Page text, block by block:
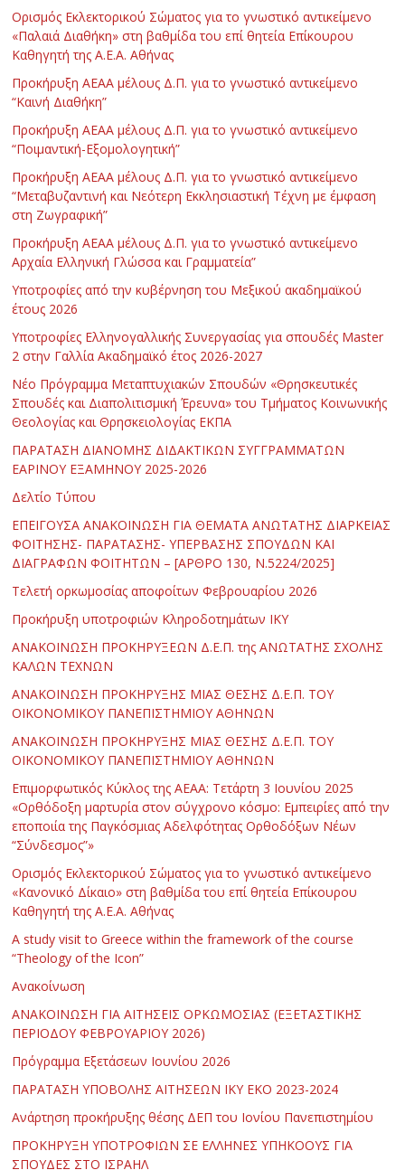
Ορισμός Εκλεκτορικού Σώματος για το γνωστικό αντικείμενο
«Παλαιά Διαθήκη» στη βαθμίδα του επί θητεία Επίκουρου
Καθηγητή της Α.Ε.Α. Αθήνας
Προκήρυξη ΑΕΑΑ μέλους Δ.Π. για το γνωστικό αντικείμενο
“Καινή Διαθήκη”
Προκήρυξη ΑΕΑΑ μέλους Δ.Π. για το γνωστικό αντικείμενο
“Ποιμαντική-Εξομολογητική”
Προκήρυξη ΑΕΑΑ μέλους Δ.Π. για το γνωστικό αντικείμενο
“Μεταβυζαντινή και Νεότερη Εκκλησιαστική Τέχνη με έμφαση
στη Ζωγραφική”
Προκήρυξη ΑΕΑΑ μέλους Δ.Π. για το γνωστικό αντικείμενο
Αρχαία Ελληνική Γλώσσα και Γραμματεία”
Υποτροφίες από την κυβέρνηση του Μεξικού ακαδημαϊκού
έτους 2026
Υποτροφίες Ελληνογαλλικής Συνεργασίας για σπουδές Master
2 στην Γαλλία Ακαδημαϊκό έτος 2026-2027
Νέο Πρόγραμμα Μεταπτυχιακών Σπουδών «Θρησκευτικές
Σπουδές και Διαπολιτισμική Έρευνα» του Τμήματος Κοινωνικής
Θεολογίας και Θρησκειολογίας ΕΚΠΑ
ΠΑΡΑΤΑΣΗ ΔΙΑΝΟΜΗΣ ΔΙΔΑΚΤΙΚΩΝ ΣΥΓΓΡΑΜΜΑΤΩΝ
ΕΑΡΙΝΟΥ ΕΞΑΜΗΝΟΥ 2025-2026
Δελτίο Τύπου
ΕΠΕΙΓΟΥΣΑ ΑΝΑΚΟΙΝΩΣΗ ΓΙΑ ΘΕΜΑΤΑ ΑΝΩΤΑΤΗΣ ΔΙΑΡΚΕΙΑΣ
ΦΟΙΤΗΣΗΣ- ΠΑΡΑΤΑΣΗΣ- ΥΠΕΡΒΑΣΗΣ ΣΠΟΥΔΩΝ ΚΑΙ
ΔΙΑΓΡΑΦΩΝ ΦΟΙΤΗΤΩΝ – [ΑΡΘΡΟ 130, Ν.5224/2025]
Τελετή ορκωμοσίας αποφοίτων Φεβρουαρίου 2026
Προκήρυξη υποτροφιών Κληροδοτημάτων ΙΚΥ
ΑΝΑΚΟΙΝΩΣΗ ΠΡΟΚΗΡΥΞΕΩΝ Δ.Ε.Π. της ΑΝΩΤΑΤΗΣ ΣΧΟΛΗΣ
ΚΑΛΩΝ ΤΕΧΝΩΝ
ΑΝΑΚΟΙΝΩΣΗ ΠΡΟΚΗΡΥΞΗΣ ΜΙΑΣ ΘΕΣΗΣ Δ.Ε.Π. ΤΟΥ
ΟΙΚΟΝΟΜΙΚΟΥ ΠΑΝΕΠΙΣΤΗΜΙΟΥ ΑΘΗΝΩΝ
ΑΝΑΚΟΙΝΩΣΗ ΠΡΟΚΗΡΥΞΗΣ ΜΙΑΣ ΘΕΣΗΣ Δ.Ε.Π. ΤΟΥ
ΟΙΚΟΝΟΜΙΚΟΥ ΠΑΝΕΠΙΣΤΗΜΙΟΥ ΑΘΗΝΩΝ
Επιμορφωτικός Κύκλος της ΑΕΑΑ: Τετάρτη 3 Ιουνίου 2025
«Ορθόδοξη μαρτυρία στον σύγχρονο κόσμο: Εμπειρίες από την
εποποιία της Παγκόσμιας Αδελφότητας Ορθοδόξων Νέων
“Σύνδεσμος”»
Ορισμός Εκλεκτορικού Σώματος για το γνωστικό αντικείμενο
«Κανονικό Δίκαιο» στη βαθμίδα του επί θητεία Επίκουρου
Καθηγητή της Α.Ε.Α. Αθήνας
Α study visit to Greece within the framework of the course
“Theology of the Icon”
Ανακοίνωση
ΑΝΑΚΟΙΝΩΣΗ ΓΙΑ ΑΙΤΗΣΕΙΣ ΟΡΚΩΜΟΣΙΑΣ (ΕΞΕΤΑΣΤΙΚΗΣ
ΠΕΡΙΟΔΟΥ ΦΕΒΡΟΥΑΡΙΟΥ 2026)
Πρόγραμμα Εξετάσεων Ιουνίου 2026
ΠΑΡΑΤΑΣΗ ΥΠΟΒΟΛΗΣ ΑΙΤΗΣΕΩΝ ΙΚΥ ΕΚΟ 2023-2024
Ανάρτηση προκήρυξης θέσης ΔΕΠ του Ιονίου Πανεπιστημίου
ΠΡΟΚΗΡΥΞΗ ΥΠΟΤΡΟΦΙΩΝ ΣΕ ΕΛΛΗΝΕΣ ΥΠΗΚΟΟΥΣ ΓΙΑ
ΣΠΟΥΔΕΣ ΣΤΟ ΙΣΡΑΗΛ